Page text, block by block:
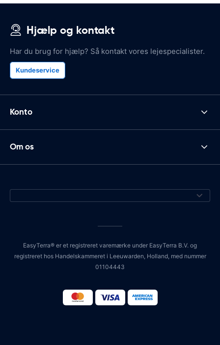
Hjælp og kontakt
Har du brug for hjælp? Så kontakt vores lejespecialister.
Kundeservice
Konto
Om os
EasyTerra® er et registreret varemærke under EasyTerra B.V. og
registreret hos Handelskammeret i Leeuwarden, Holland, med nummer
01104443